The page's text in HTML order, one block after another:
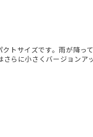
トサイズです。雨が降っ
らに小さくバージョンア